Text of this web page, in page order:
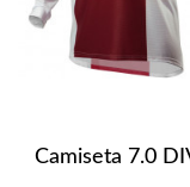
Camiseta 7.0